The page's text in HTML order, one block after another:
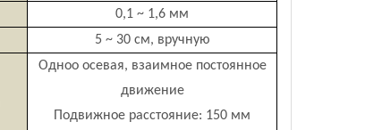
0,1 ~ 1,6 мм
5 ~ 30 см, вручную
Одноо осевая, взаимное постоянное
движение
Подвижное расстояние: 150 мм